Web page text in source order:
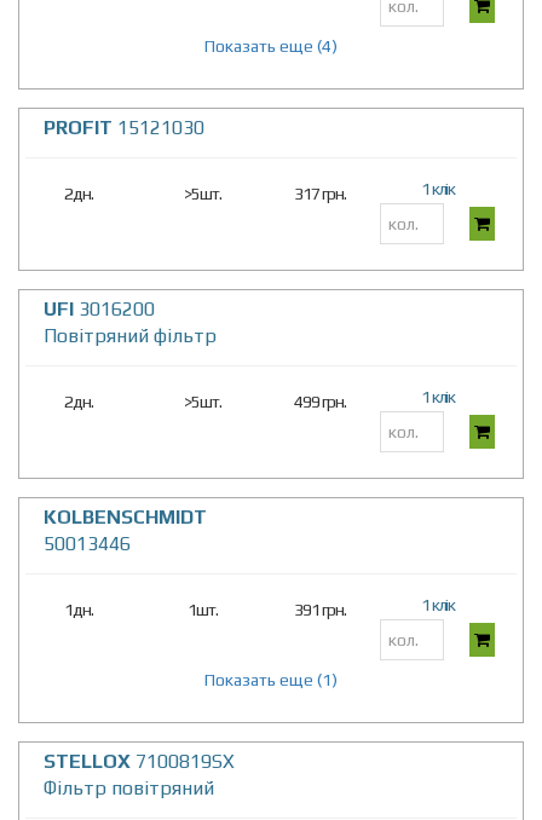
Показать еще (4)
PROFIT 15121030
2дн. >5шт. 317 грн. 1 клік
UFI 3016200
Повітряний фільтр
2дн. >5шт. 499 грн. 1 клік
KOLBENSCHMIDT
50013446
1дн. 1шт. 391 грн. 1 клік
Показать еще (1)
STELLOX 7100819SX
Фільтр повітряний